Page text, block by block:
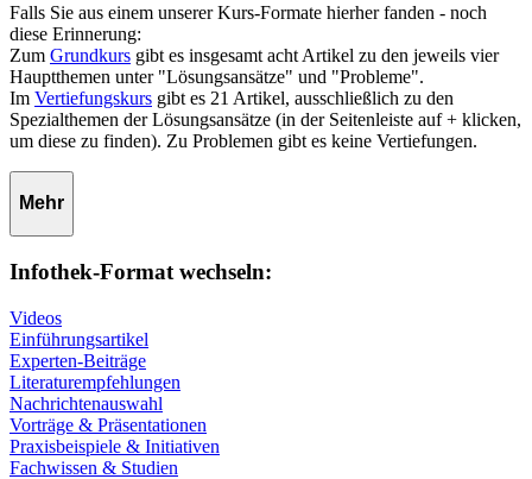
Falls Sie aus einem unserer Kurs-Formate hierher fanden - noch
diese Erinnerung:
Zum Grundkurs gibt es insgesamt acht Artikel zu den jeweils vier
Hauptthemen unter "Lösungsansätze" und "Probleme".
Im Vertiefungskurs gibt es 21 Artikel, ausschließlich zu den
Spezialthemen der Lösungsansätze (in der Seitenleiste auf + klicken,
um diese zu finden). Zu Problemen gibt es keine Vertiefungen.
Mehr
Infothek-Format wechseln:
Videos
Einführungsartikel
Experten-Beiträge
Literaturempfehlungen
Nachrichtenauswahl
Vorträge & Präsentationen
Praxisbeispiele & Initiativen
Fachwissen & Studien